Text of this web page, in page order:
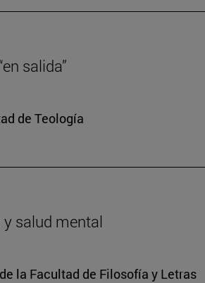
salida”
de Teología
y salud mental
la Facultad de Filosofía y Letras